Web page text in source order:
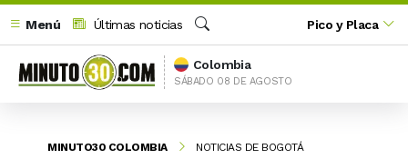
Menú
Últimas noticias
Buscar
Pico y Placa
Colombia
SÁBADO 08 DE AGOSTO
MINUTO30 COLOMBIA NOTICIAS DE BOGOTÁ